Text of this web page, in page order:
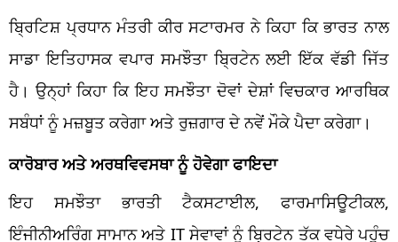
ਬ੍ਰਿਟਿਸ਼ਪ੍ਰਧਾਨ ਮੰਤਰੀ ਕੀਰਸਟਾਰਮਰਨੇ ਕਿਹਾ ਕਿ ਭਾਰਤ ਨਾਲ
ਸਾਡਾ ਇਤਿਹਾਸਕ ਵਪਾਰ ਸਮਝੌਤਾ ਬ੍ਰਿਟੇਨ ਲਈ ਇੱਕ ਵੱਡੀ ਜਿੱਤ
ਹੈ। ਉਨ੍ਹਾਂ ਕਿਹਾ ਕਿ ਇਹ ਸਮਝੌਤਾ ਦੋਵਾਂ ਦੇਸ਼ਾਂਵਿਚਕਾਰ ਆਰਥਿਕ
ਸਬੰਧਾਂ ਨੂੰ ਮਜ਼ਬੂਤ ਕਰੇਗਾ ਅਤੇ ਰੁਜ਼ਗਾਰ ਦੇ ਨਵੇਂ ਮੌਕੇ ਪੈਦਾ ਕਰੇਗਾ।
ਕਾਰੋਬਾਰ ਅਤੇਅਰਥਵਿਵਸਥਾਨੂੰ ਹੋਵੇਗਾਫਾਇਦਾ
ਇਹ ਸਮਝੌਤਾ ਭਾਰਤੀ ਟੈਕਸਟਾਈਲ, ਫਾਰਮਾਸਿਊਟੀਕਲ,
ਇੰਜੀਨੀਅਰਿੰਗ ਸਾਮਾਨ ਅਤੇ IT ਸੇਵਾਵਾਂ ਨੂੰ ਬ੍ਰਿਟੇਨ ਤੱਕ ਵਧੇਰੇ ਪਹੁੰਚ